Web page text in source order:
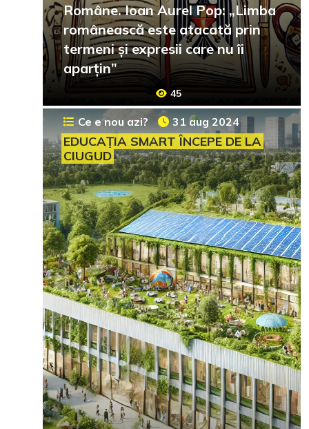
Române. Ioan Aurel Pop: „Limba
românească este atacată prin
termeni și expresii care nu îi
aparțin”
45
Ce e nou azi? 31 aug 2024
EDUCAȚIA SMART ÎNCEPE DE LA
CIUGUD